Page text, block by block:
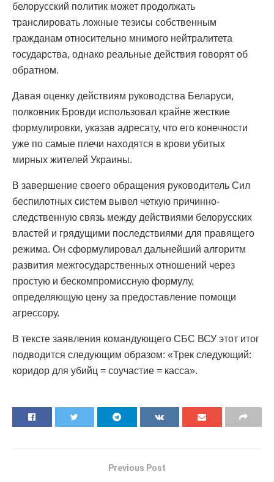
белорусский политик может продолжать
транслировать ложные тезисы собственным
гражданам относительно мнимого нейтралитета
государства, однако реальные действия говорят об
обратном.
Давая оценку действиям руководства Беларуси,
полковник Бровди использовал крайне жесткие
формулировки, указав адресату, что его конечности
уже по самые плечи находятся в крови убитых
мирных жителей Украины.
В завершение своего обращения руководитель Сил
беспилотных систем вывел четкую причинно-
следственную связь между действиями белорусских
властей и грядущими последствиями для правящего
режима. Он сформулировал дальнейший алгоритм
развития межгосударственных отношений через
простую и бескомпромиссную формулу,
определяющую цену за предоставление помощи
агрессору.
В тексте заявления командующего СБС ВСУ этот итог
подводится следующим образом: «Трек следующий:
коридор для убийц = соучастие = касса».
Previous Post